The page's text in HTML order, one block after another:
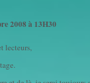
2008 à 13H30
lecteurs,